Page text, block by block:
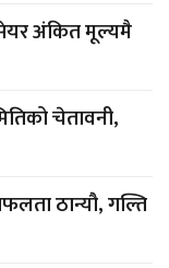
अंकित मूल्यमै
चेतावनी,
ठान्यौ, गल्ति